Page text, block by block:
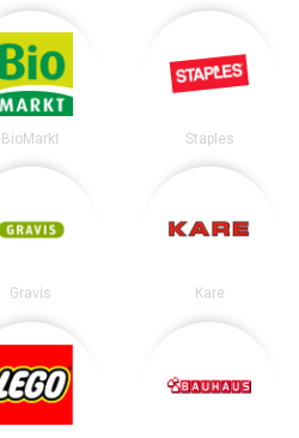
BioMarkt Staples
Gravis Kare